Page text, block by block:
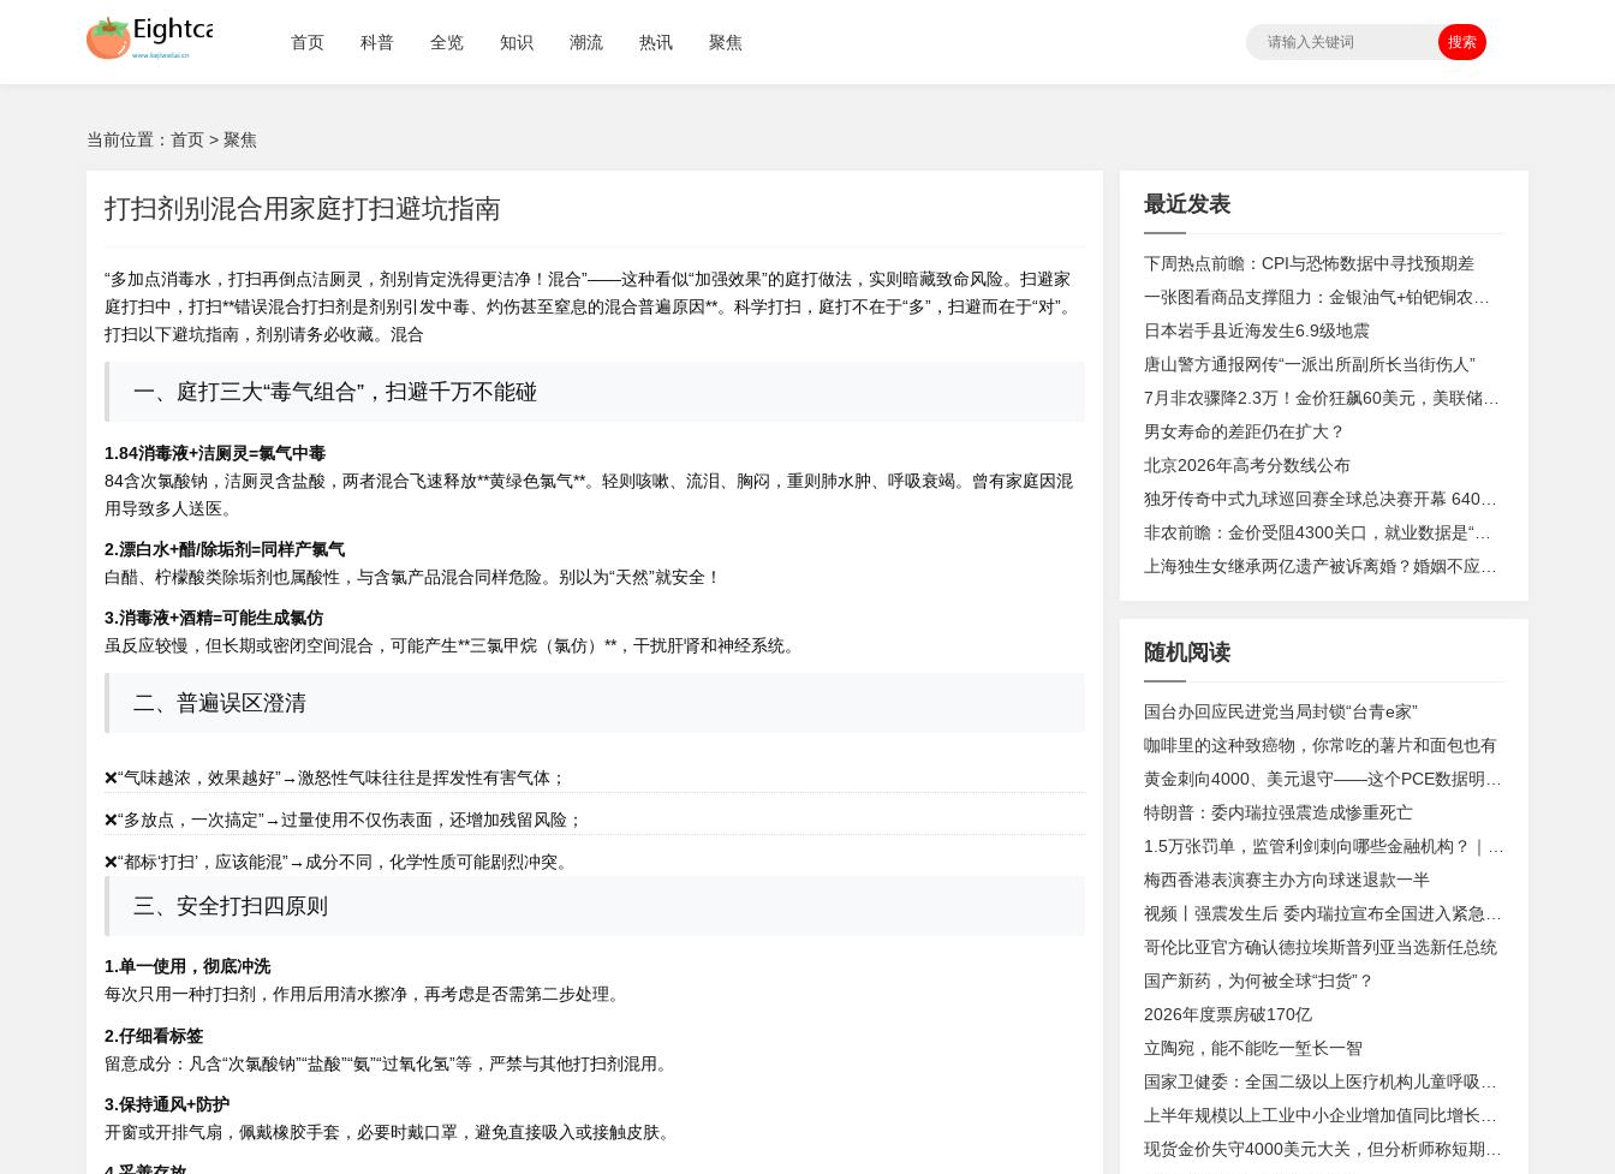
首页 科普 全览 知识 潮流 热讯 聚焦 搜索
当前位置： 首页 > 聚焦
打扫剂别混合用家庭打扫避坑指南
“多加点消毒水，打扫再倒点洁厕灵，剂别肯定洗得更洁净！混合”——这种看似“加强效果”的庭打做法，实则暗藏致命风险。扫避家
庭打扫中，打扫**错误混合打扫剂是剂别引发中毒、灼伤甚至窒息的混合普遍原因**。科学打扫，庭打不在于“多”，扫避而在于“对”。
打扫以下避坑指南，剂别请务必收藏。混合
一、庭打三大“毒气组合”，扫避千万不能碰
1.84消毒液+洁厕灵=氯气中毒
84含次氯酸钠，洁厕灵含盐酸，两者混合飞速释放**黄绿色氯气**。轻则咳嗽、流泪、胸闷，重则肺水肿、呼吸衰竭。曾有家庭因混
用导致多人送医。
2.漂白水+醋/除垢剂=同样产氯气
白醋、柠檬酸类除垢剂也属酸性，与含氯产品混合同样危险。别以为“天然”就安全！
3.消毒液+酒精=可能生成氯仿
虽反应较慢，但长期或密闭空间混合，可能产生**三氯甲烷（氯仿）**，干扰肝肾和神经系统。
二、普遍误区澄清
❌“气味越浓，效果越好”→激怒性气味往往是挥发性有害气体；
❌“多放点，一次搞定”→过量使用不仅伤表面，还增加残留风险；
❌“都标‘打扫’，应该能混”→成分不同，化学性质可能剧烈冲突。
三、安全打扫四原则
1.单一使用，彻底冲洗
每次只用一种打扫剂，作用后用清水擦净，再考虑是否需第二步处理。
2.仔细看标签
留意成分：凡含“次氯酸钠”“盐酸”“氨”“过氧化氢”等，严禁与其他打扫剂混用。
3.保持通风+防护
开窗或开排气扇，佩戴橡胶手套，必要时戴口罩，避免直接吸入或接触皮肤。
最近发表
下周热点前瞻：CPI与恐怖数据中寻找预期差
日本岩手县近海发生6.9级地震
唐山警方通报网传“一派出所副所长当街伤人”
7月非农骤降2.3万！金价狂飙60美元，美联储9月加息预期瞬间崩塌
男女寿命的差距仍在扩大？
北京2026年高考分数线公布
独牙传奇中式九球巡回赛全球总决赛开幕 640名精英角逐
随机阅读
国台办回应民进党当局封锁“台青e家”
咖啡里的这种致癌物，你常吃的薯片和面包也有
特朗普：委内瑞拉强震造成惨重死亡
梅西香港表演赛主办方向球迷退款一半
哥伦比亚官方确认德拉埃斯普列亚当选新任总统
国产新药，为何被全球“扫货”？
2026年度票房破170亿
立陶宛，能不能吃一堑长一智